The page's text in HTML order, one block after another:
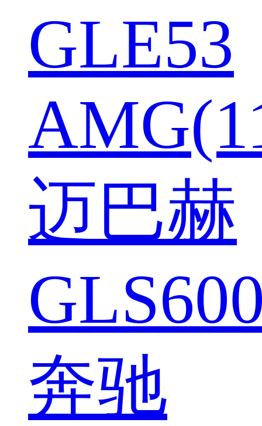
GLE53
迈巴赫
奔驰